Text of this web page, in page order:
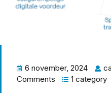
6 november, 2024
Comments
1 category